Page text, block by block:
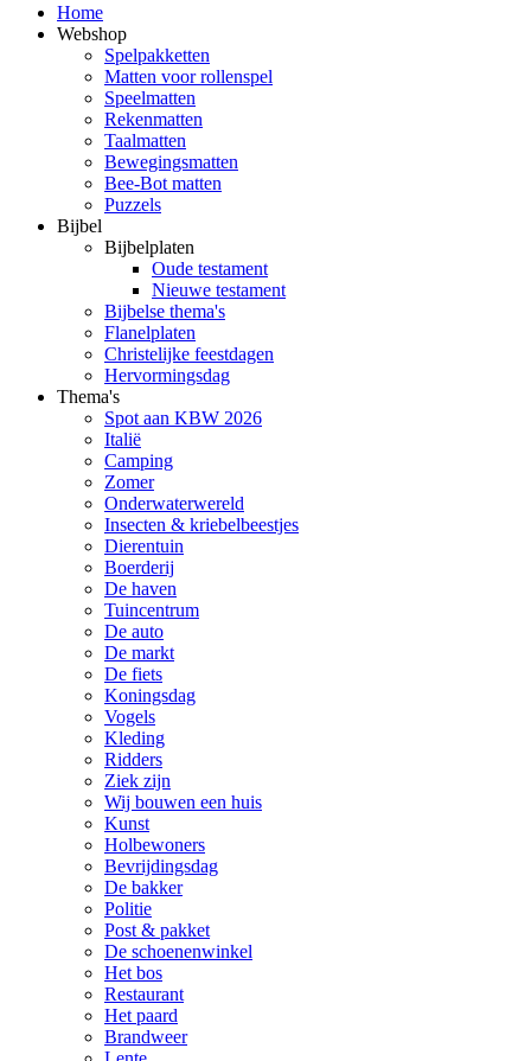
Home
Webshop
Spelpakketten
Matten voor rollenspel
Speelmatten
Rekenmatten
Taalmatten
Bewegingsmatten
Bee-Bot matten
Puzzels
Bijbel
Bijbelplaten
Oude testament
Nieuwe testament
Bijbelse thema's
Flanelplaten
Christelijke feestdagen
Hervormingsdag
Thema's
Spot aan KBW 2026
Italië
Camping
Zomer
Onderwaterwereld
Insecten & kriebelbeestjes
Dierentuin
Boerderij
De haven
Tuincentrum
De auto
De markt
De fiets
Koningsdag
Vogels
Kleding
Ridders
Ziek zijn
Wij bouwen een huis
Kunst
Holbewoners
Bevrijdingsdag
De bakker
Politie
Post & pakket
De schoenenwinkel
Het bos
Restaurant
Het paard
Brandweer